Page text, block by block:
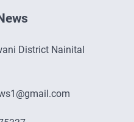
District Nainital